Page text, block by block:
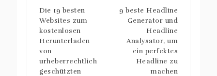
Die 19 besten
Websites zum
kostenlosen
Herunterladen
von
urheberrechtlich
geschützten
9 beste Headline
Generator und
Headline
Analysator, um
ein perfektes
Headline zu
machen